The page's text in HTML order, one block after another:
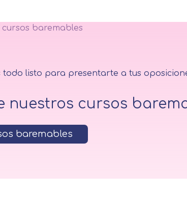
todo listo para presentarte a tus
nuestros cursos
baremables